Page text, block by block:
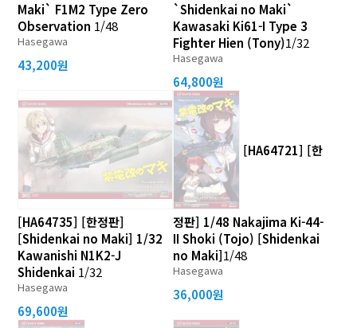
Maki` F1M2 Type Zero
Observation 1/48
Hasegawa
43,200원
`Shidenkai no Maki`
Kawasaki Ki61-I Type 3
Fighter Hien (Tony)1/32
Hasegawa
64,800원
[HA64735] [한정판]
[Shidenkai no Maki] 1/32
Kawanishi N1K2-J
Shidenkai 1/32
Hasegawa
69,600원
[HA64721] [한
정판] 1/48 Nakajima Ki-44-
II Shoki (Tojo) [Shidenkai
no Maki]1/48
Hasegawa
36,000원